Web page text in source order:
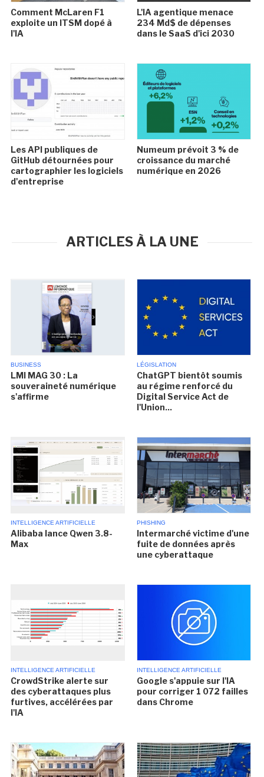
Comment McLaren F1
exploite un ITSM dopé à
l'IA
L'IA agentique menace
234 Md$ de dépenses
dans le SaaS d'ici 2030
Les API publiques de
GitHub détournées pour
cartographier les logiciels
d'entreprise
Numeum prévoit 3 % de
croissance du marché
numérique en 2026
ARTICLES À LA UNE
BUSINESS
LMI MAG 30 : La
souveraineté numérique
s'affirme
LÉGISLATION
ChatGPT bientôt soumis
au régime renforcé du
Digital Service Act de
l'Union...
INTELLIGENCE ARTIFICIELLE
Alibaba lance Qwen 3.8-
Max
PHISHING
Intermarché victime d'une
fuite de données après
une cyberattaque
INTELLIGENCE ARTIFICIELLE
CrowdStrike alerte sur
des cyberattaques plus
furtives, accélérées par
l'IA
INTELLIGENCE ARTIFICIELLE
Google s'appuie sur l'IA
pour corriger 1 072 failles
dans Chrome